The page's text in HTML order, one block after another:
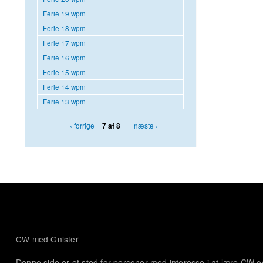
Ferie 19 wpm
Ferie 18 wpm
Ferie 17 wpm
Ferie 16 wpm
Ferie 15 wpm
Ferie 14 wpm
Ferie 13 wpm
‹ forrige 7 af 8 næste ›
CW med Gnister